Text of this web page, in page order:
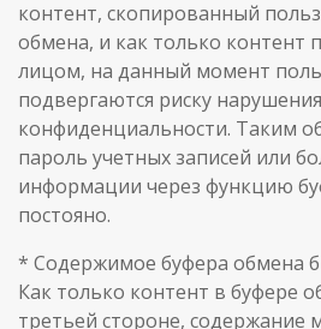
контент, скопированный
обмена, и как только контент
лицом, на данный момент
подвергаются риску нарушения
конфиденциальности. Таким
пароль учетных записей или
информации через функцию
постояно.
* Содержимое буфера обмена
Как только контент в буфере
третьей стороне, содержание